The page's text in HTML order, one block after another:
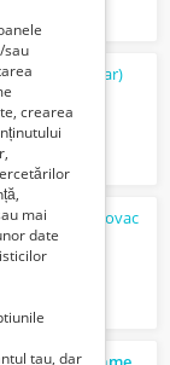
(particular)
rond baba novac
sau
crearea
mai
date
tau, dar